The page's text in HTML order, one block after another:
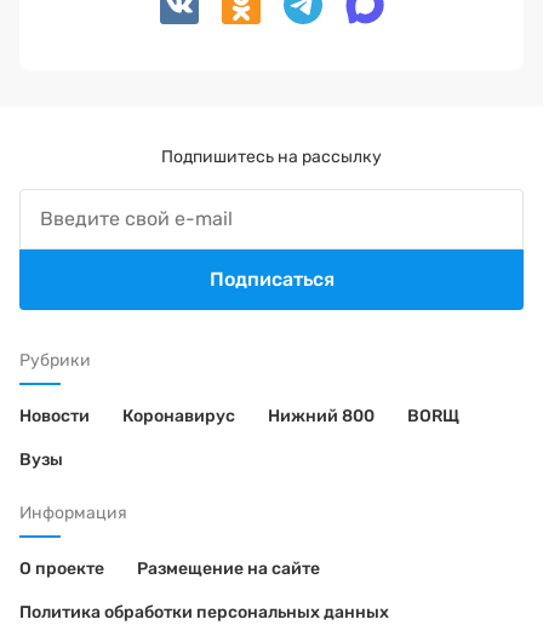
Рубрики
Новости Коронавирус Нижний 800 BORЩ
Вузы
Информация
О проекте Размещение на сайте
Политика обработки персональных данных
Подпишитесь на рассылку
Подписаться